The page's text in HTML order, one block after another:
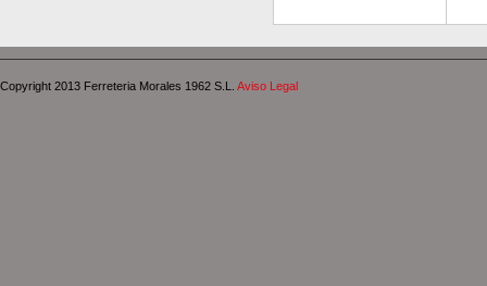
Copyright 2013 Ferreteria Morales 1962 S.L. Aviso Legal